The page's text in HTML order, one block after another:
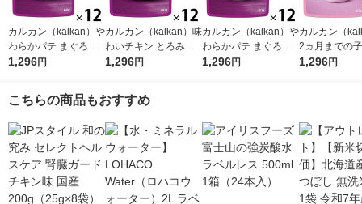
カルカン（kalkan）や
わらかパテ まぐろ た
い入り 着色料・発色
ト
1,296円
カルカン（kalkan）味
わいチキン とろみ仕
立て 60g 12袋 マース
1,296円
カルカン（kalkan）や
わらかパテ まぐろ 着
色料・発色剤 無添加
1,296円
カルカン（
2ヵ月までの
やわらかチキ
1,296円
こちらの商品もおすすめ